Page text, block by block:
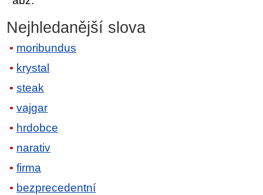
Nejhledanější slova
moribundus
krystal
steak
vajgar
hrdobce
narativ
firma
bezprecedentní